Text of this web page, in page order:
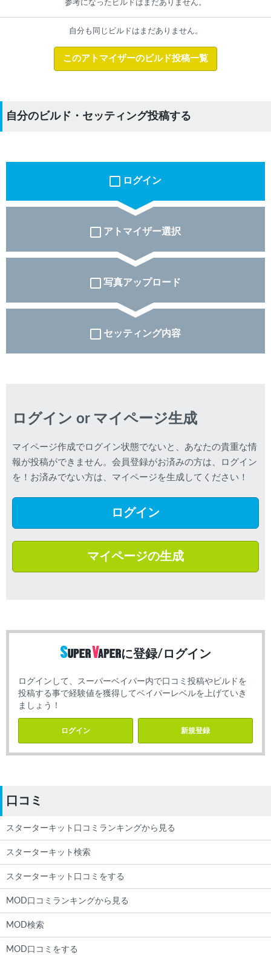
参考になったビルドはまだありません。
自分も同じビルドはまだありません。
このアトマイザーのビルド投稿一覧
自分のビルド・セッティング投稿する
ログイン
アトマイザー選択
写真アップロード
セッティング内容
ログイン or マイページ生成
マイページ作成でログイン状態でないと、あなたの貴重な情
報が投稿ができません。会員登録がお済みの方は、ログイン
を！お済みでない方は、マイページを生成してください！
ログイン
マイページの生成
に登録/ログイン
ログインして、スーパーベイパー内で口コミ投稿やビルドを
投稿する事で経験値を獲得してベイパーレベルを上げていき
ましょう！
ログイン 新規登録
口コミ
スターターキット口コミランキングから見る
スターターキット検索
スターターキット口コミをする
MOD口コミランキングから見る
MOD検索
MOD口コミをする